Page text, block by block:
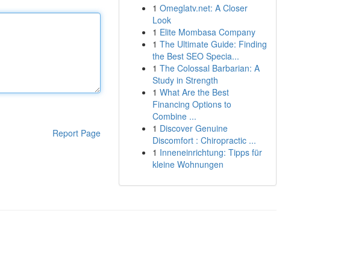
Report Page
1 Omeglatv.net: A Closer
Look
1 Elite Mombasa Company
1 The Ultimate Guide: Finding
the Best SEO Specia...
1 The Colossal Barbarian: A
Study in Strength
1 What Are the Best
Financing Options to
Combine ...
1 Discover Genuine
Discomfort : Chiropractic ...
1 Inneneinrichtung: Tipps für
kleine Wohnungen